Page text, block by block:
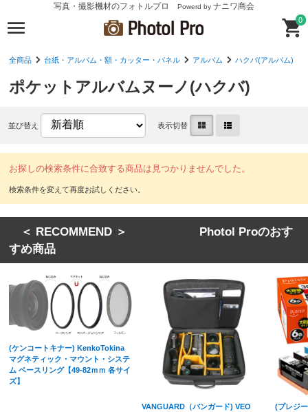
写真・撮影機材のフォトルプロ Powerd by ナニワ商会
0
全商品 台紙・アルバム・額・カッター・パネル アルバム ハクバ(アルバム)
ポケットアルバムヌーノ(ハクバ)
並び替え 表示切替
お探しの検索条件に合致する商品は見つかりませんでした。
＜ RECOMMEND ＞ Photol Proのおす
すめ商品
(ケンコートキナー) KenkoTokina
マグネティック・マウント・システ
ム ベースリング【49-82ｍｍ 各サイ
ズ】
VANGUARD（バンガード) VEO
(プレジ